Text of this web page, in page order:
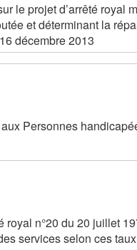
le projet d’arrêté royal
et déterminant la
décembre 2013
Personnes
royal n°20 du 20 juillet
services selon ces